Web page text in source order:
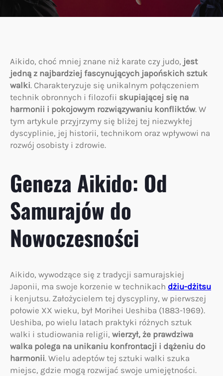
Aikido, choć mniej znane niż karate czy judo, jest
jedną z najbardziej fascynujących japońskich sztuk
walki. Charakteryzuje się unikalnym połączeniem
technik obronnych i filozofii skupiającej się na
harmonii i pokojowym rozwiązywaniu konfliktów. W
tym artykule przyjrzymy się bliżej tej niezwykłej
dyscyplinie, jej historii, technikom oraz wpływowi na
rozwój osobisty i zdrowie.
Geneza Aikido: Od
Samurajów do
Nowoczesności
Aikido, wywodzące się z tradycji samurajskiej
Japonii, ma swoje korzenie w technikach dżiu-dżitsu
i kenjutsu. Założycielem tej dyscypliny, w pierwszej
połowie XX wieku, był Morihei Ueshiba (1883-1969).
Ueshiba, po wielu latach praktyki różnych sztuk
walki i studiowania religii, wierzył, że prawdziwa
walka polega na unikaniu konfrontacji i dążeniu do
harmonii. Wielu adeptów tej sztuki walki szuka
miejsc, gdzie mogą rozwijać swoje umiejętności.